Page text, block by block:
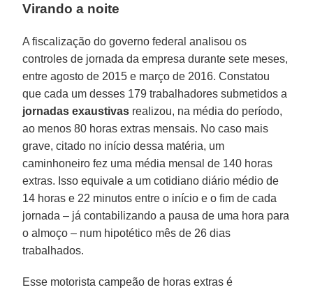
Virando a noite
A fiscalização do governo federal analisou os
controles de jornada da empresa durante sete meses,
entre agosto de 2015 e março de 2016. Constatou
que cada um desses 179 trabalhadores submetidos a
jornadas exaustivas realizou, na média do período,
ao menos 80 horas extras mensais. No caso mais
grave, citado no início dessa matéria, um
caminhoneiro fez uma média mensal de 140 horas
extras. Isso equivale a um cotidiano diário médio de
14 horas e 22 minutos entre o início e o fim de cada
jornada – já contabilizando a pausa de uma hora para
o almoço – num hipotético mês de 26 dias
trabalhados.
Esse motorista campeão de horas extras é